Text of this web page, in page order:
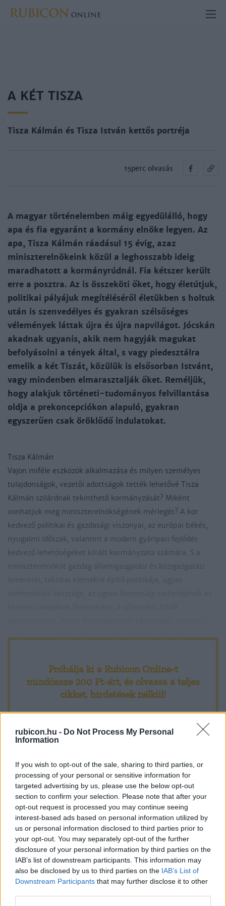
rubicon.hu - Do Not Process My Personal
Information
If you wish to opt-out of the sale, sharing to third parties, or
processing of your personal or sensitive information for
targeted advertising by us, please use the below opt-out
section to confirm your selection. Please note that after your
opt-out request is processed you may continue seeing
interest-based ads based on personal information utilized by
us or personal information disclosed to third parties prior to
your opt-out. You may separately opt-out of the further
disclosure of your personal information by third parties on the
IAB’s list of downstream participants. This information may
also be disclosed by us to third parties on the IAB’s List of
Downstream Participants that may further disclose it to other
A KÉT TISZA
Tisza Kálmán és Tisza István kettős portréja
15perc olvasás
A magyar történelemben máig egyedülálló, hogy
apa és fia egyaránt a kormány elnöke legyen. Az
apa, Tisza Kálmán ráadásul 15 évig, azaz
miniszterelnökeink közül a leghosszabb ideig
maradhatott a kormányrúdnál. Fia kétszer került
erre a posztra. Az is összeköti őket, hogy életútjuk,
politikai pályájuk megítéléséről életükben s holtuk
után is szenvedélyes és gyakran szélsőséges
vélemények láttak újra és újra napvilágot. Jócskán
akadnak ugyanis, akik nem hagyják magukat
befolyásolni a tények által, s vagy piedesztálra
emelik a két Tiszát, közülük is elsősorban Istvánt,
vagy mindenben elmarasztalják őket. Reméljük,
hogy alakjuk történeti-tudományos felvillantása
oldja a prekoncepciókon alapuló, gyakran
egyszerűen csak öröklődő indulatokat.
Tisza Kálmán
Vajon miféle eszközök alkalmazása és milyen személyes
tulajdonságok, vezetői adottságok tették lehetővé Tisza
Kálmán szilárdnak tekinthető kormányzását? Miként
vonhatjuk meg miniszterelnökségének mérlegét? A kor
kedvező politikai és gazdasági viszonyai, az európai békés,
nyugalmi időszak, valamint a modern gyáripari fejlődés
kedvező lehetőségeket kínált kormányzata számára. S a
miniszterelnököt gazdag államigazgatási és közigazgatási
fenntartások nélkül elfogadta az Osztrák-Magyar
Monarchiát, ragaszkodott a dualizmus adott rendszeréhez, s
Választási győzelmeit sajátos kormányelnöki
Próbálja ki a Rubicon Online-t
mindössze 200 Ft-ért, és olvassa a teljes
cikket, hirdetések nélkül!
minden történelmi tartalmunkhoz:
A legújabb Rubicon-lapszámok
Több mint 370 korábbi lapszámunk
tartalma
Rubicon Online rovatok cikkei
Hirdetésmentes olvasó felület
Kedvenc cikkek elmentése, könyvjelzők
Az első hónap csak 200 Ft-ba kerül. Próbálja
ki!